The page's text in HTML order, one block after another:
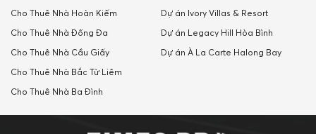
Cho Thuê Nhà Hoàn Kiếm
Cho Thuê Nhà Đống Đa
Cho Thuê Nhà Cầu Giấy
Cho Thuê Nhà Bắc Từ Liêm
Cho Thuê Nhà Ba Đình
Dự án Ivory Villas & Resort
Dự án Legacy Hill Hòa Bình
Dự án À La Carte Halong Bay